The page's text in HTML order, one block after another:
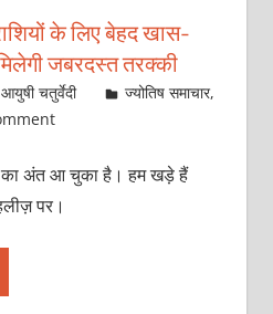
के लिए बेहद खास-
जबरदस्त तरक्की
आयुषी चतुर्वेदी ज्योतिष समाचार,
अंत आ चुका है। हम खड़े हैं
पर।